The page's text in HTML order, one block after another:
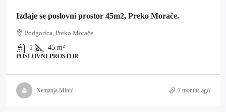
Izdaje se poslovni prostor 45m2, Preko Morače.
Podgorica, Preko Morače
1
45 m²
POSLOVNI PROSTOR
Nemanja Minić 7 months ago